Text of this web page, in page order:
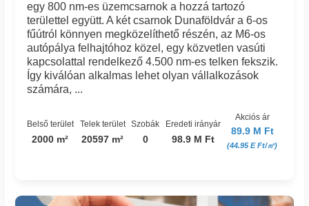
egy 800 nm-es üzemcsarnok a hozzá tartozó
területtel együtt. A két csarnok Dunaföldvár a 6-os
fűútról könnyen megközelíthető részén, az M6-os
autópálya felhajtóhoz közel, egy közvetlen vasúti
kapcsolattal rendelkező 4.500 nm-es telken fekszik.
Így kiválóan alkalmas lehet olyan vállalkozások
számára, ...
Belső terület
2000 m²
Telek terület
20597 m²
Szobák
0
Eredeti irányár
98.9 M Ft
Akciós ár
89.9 M Ft
(44.95 E Ft/㎡)